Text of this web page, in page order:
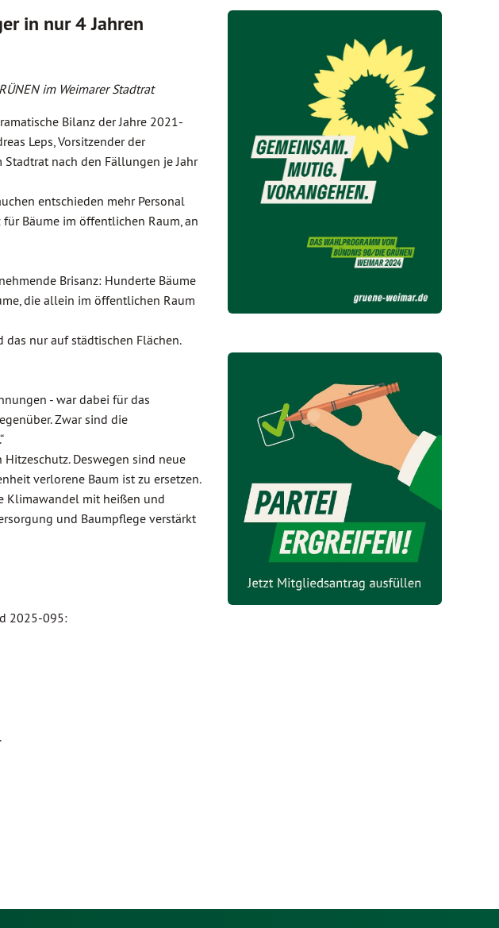
in nur 4 Jahren
im Weimarer Stadtrat
Bilanz der Jahre 2021-
Leps, Vorsitzender der
nach den Fällungen je Jahr
entschieden mehr Personal
Bäume im öffentlichen Raum, an
Brisanz: Hunderte Bäume
die allein im öffentlichen Raum
das nur auf städtischen Flächen.
- war dabei für das
Zwar sind die
Hitzeschutz. Deswegen sind neue
verlorene Baum ist zu ersetzen.
Klimawandel mit heißen und
und Baumpflege verstärkt
2025-095: